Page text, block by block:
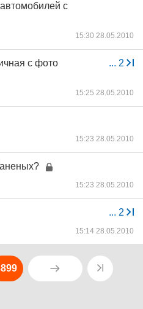
с
15:30 28.05.2010
... 2
с фото
15:25 28.05.2010
15:23 28.05.2010
15:23 28.05.2010
... 2
15:14 28.05.2010